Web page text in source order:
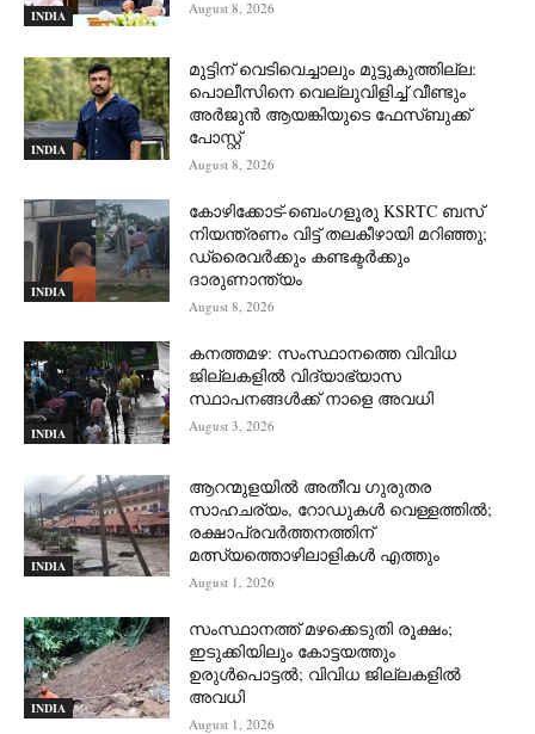
INDIA August 8, 2026
INDIA
മുട്ടിന് വെടിവെച്ചാലും മുട്ടുകുത്തില്ല:
പൊലീസിനെ വെല്ലുവിളിച്ച് വീണ്ടും
അർജുൻ ആയങ്കിയുടെ ഫേസ്ബുക്ക്
പോസ്റ്റ്
August 8, 2026
INDIA
കോഴിക്കോട്-ബെംഗളൂരു KSRTC ബസ്
നിയന്ത്രണം വിട്ട് തലകീഴായി മറിഞ്ഞു;
ഡ്രെെവർക്കും കണ്ടക്ടർക്കും
ദാരുണാന്ത്യം
August 8, 2026
INDIA
കനത്തമഴ: സംസ്ഥാനത്തെ വിവിധ
ജില്ലകളിൽ വിദ്യാഭ്യാസ
സ്ഥാപനങ്ങൾക്ക് നാളെ അവധി
August 3, 2026
INDIA
ആറന്മുളയില്‍ അതീവ ഗുരുതര
സാഹചര്യം, റോഡുകള്‍ വെള്ളത്തില്‍;
രക്ഷാപ്രവര്‍ത്തനത്തിന്
മത്സ്യത്തൊഴിലാളികള്‍ എത്തും
August 1, 2026
INDIA
സംസ്ഥാനത്ത് മഴക്കെടുതി രൂക്ഷം;
ഇടുക്കിയിലും കോട്ടയത്തും
ഉരുള്‍പൊട്ടല്‍; വിവിധ ജില്ലകളില്‍
അവധി
August 1, 2026